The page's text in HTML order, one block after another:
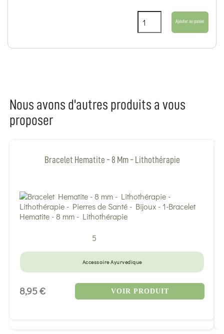
Ajouter au panier
Nous avons d'autres produits a vous
proposer
Bracelet Hematite - 8 Mm - Lithothérapie
5
Accessoire Ayurvedique
8,95 € VOIR PRODUIT